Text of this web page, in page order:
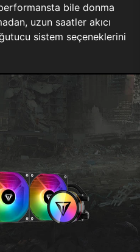
bile donma
uzun saatler akıcı
sistem seçeneklerini